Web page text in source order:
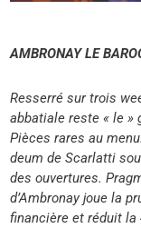
AMBRONAY LE
Resserré sur trois
abbatiale reste « le »
Pièces rares au
deum de Scarlatti
des ouvertures.
d’Ambronay joue la
financière et réduit